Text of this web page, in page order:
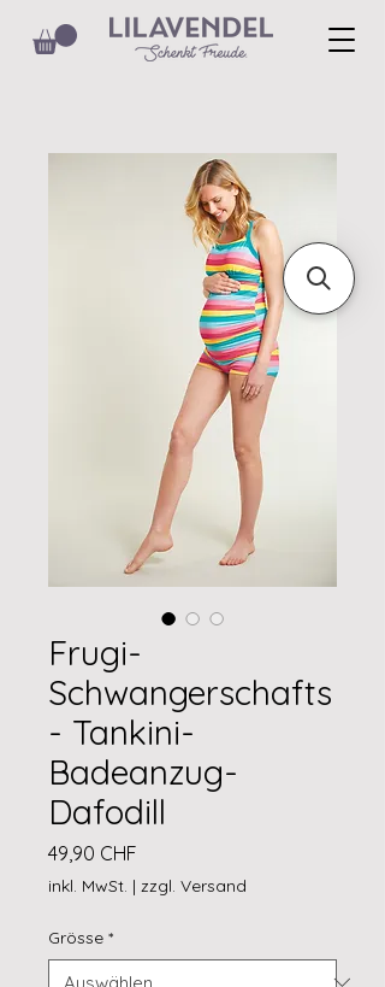
Frugi-
Schwangerschafts
- Tankini-
Badeanzug-
Dafodill
49,90 CHF
inkl. MwSt. | zzgl. Versand
Grösse *